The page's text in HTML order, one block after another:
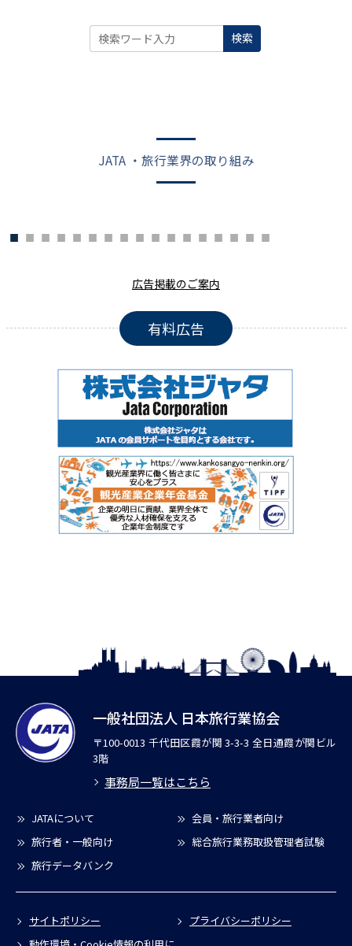
検索
JATA ・旅行業界の取り組み
広告掲載のご案内
有料広告
一般社団法人 日本旅行業協会
〒100-0013 千代田区霞が関 3-3-3 全日通霞が関ビル
3階
事務局一覧はこちら
JATAについて
会員・旅行業者向け
旅行者・一般向け
総合旅行業務取扱管理者試験
旅行データバンク
サイトポリシー
プライバシーポリシー